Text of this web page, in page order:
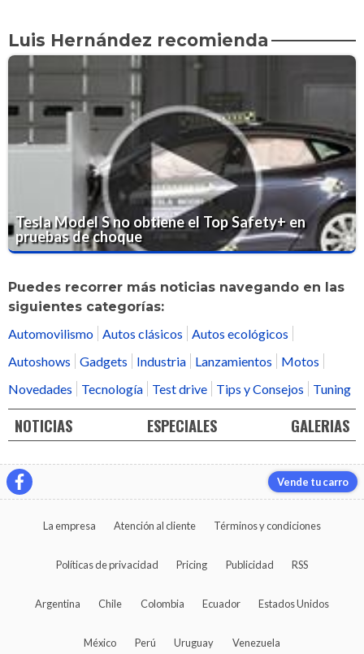
Luis Hernández recomienda
Tesla Model S no obtiene el Top Safety+ en
pruebas de choque
Puedes recorrer más noticias navegando en las
siguientes categorías:
Automovilismo Autos clásicos
Autos ecológicos
Autoshows
Gadgets Industria Lanzamientos
Motos
Novedades
Tecnología Test drive Tips y Consejos Tuning
NOTICIAS ESPECIALES GALERIAS
Vende tu carro
La empresa Atención al cliente Términos y condiciones
Políticas de privacidad Pricing Publicidad RSS
Argentina Chile Colombia Ecuador Estados Unidos
México Perú Uruguay Venezuela